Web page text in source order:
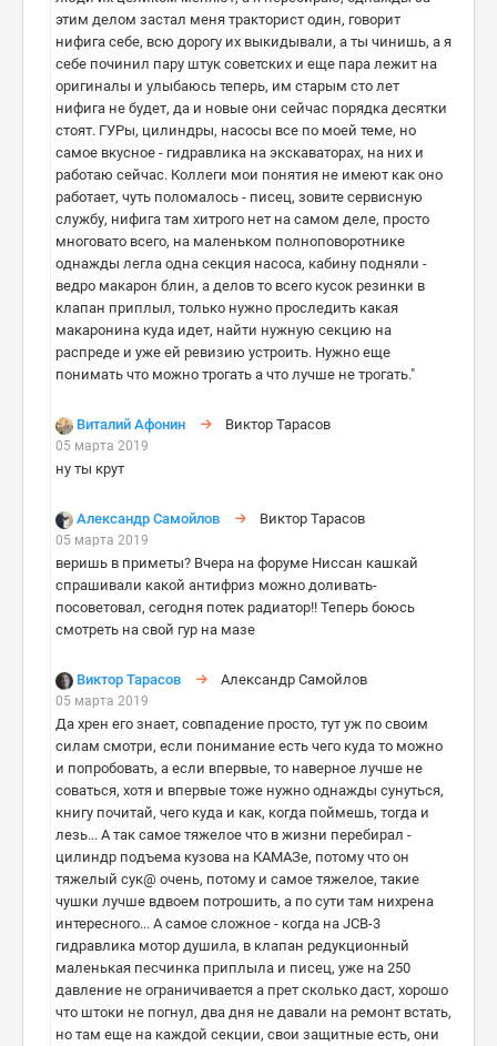
этим делом застал меня тракторист один, говорит
нифига себе, всю дорогу их выкидывали, а ты чинишь, а я
себе починил пару штук советских и еще пара лежит на
оригиналы и улыбаюсь теперь, им старым сто лет
нифига не будет, да и новые они сейчас порядка десятки
стоят. ГУРы, цилиндры, насосы все по моей теме, но
самое вкусное - гидравлика на экскаваторах, на них и
работаю сейчас. Коллеги мои понятия не имеют как оно
работает, чуть поломалось - писец, зовите сервисную
службу, нифига там хитрого нет на самом деле, просто
многовато всего, на маленьком полноповоротнике
однажды легла одна секция насоса, кабину подняли -
ведро макарон блин, а делов то всего кусок резинки в
клапан приплыл, только нужно проследить какая
макаронина куда идет, найти нужную секцию на
распреде и уже ей ревизию устроить. Нужно еще
понимать что можно трогать а что лучше не трогать."
Виталий Афонин Виктор Тарасов
05 марта 2019
ну ты крут
Александр Самойлов Виктор Тарасов
05 марта 2019
веришь в приметы? Вчера на форуме Ниссан кашкай
спрашивали какой антифриз можно доливать-
посоветовал, сегодня потек радиатор!! Теперь боюсь
смотреть на свой гур на мазе
Виктор Тарасов Александр Самойлов
05 марта 2019
Да хрен его знает, совпадение просто, тут уж по своим
силам смотри, если понимание есть чего куда то можно
и попробовать, а если впервые, то наверное лучше не
соваться, хотя и впервые тоже нужно однажды сунуться,
книгу почитай, чего куда и как, когда поймешь, тогда и
лезь... А так самое тяжелое что в жизни перебирал -
цилиндр подъема кузова на КАМАЗе, потому что он
тяжелый сук@ очень, потому и самое тяжелое, такие
чушки лучше вдвоем потрошить, а по сути там нихрена
интересного... А самое сложное - когда на JCB-3
гидравлика мотор душила, в клапан редукционный
маленькая песчинка приплыла и писец, уже на 250
давление не ограничивается а прет сколько даст, хорошо
что штоки не погнул, два дня не давали на ремонт встать,
но там еще на каждой секции, свои защитные есть, они